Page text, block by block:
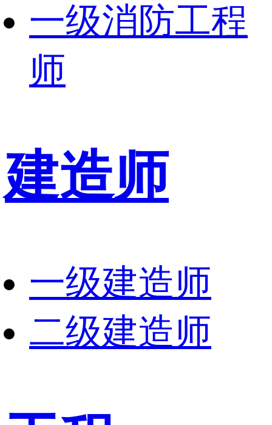
一级消防工程
师
建造师
一级建造师
二级建造师